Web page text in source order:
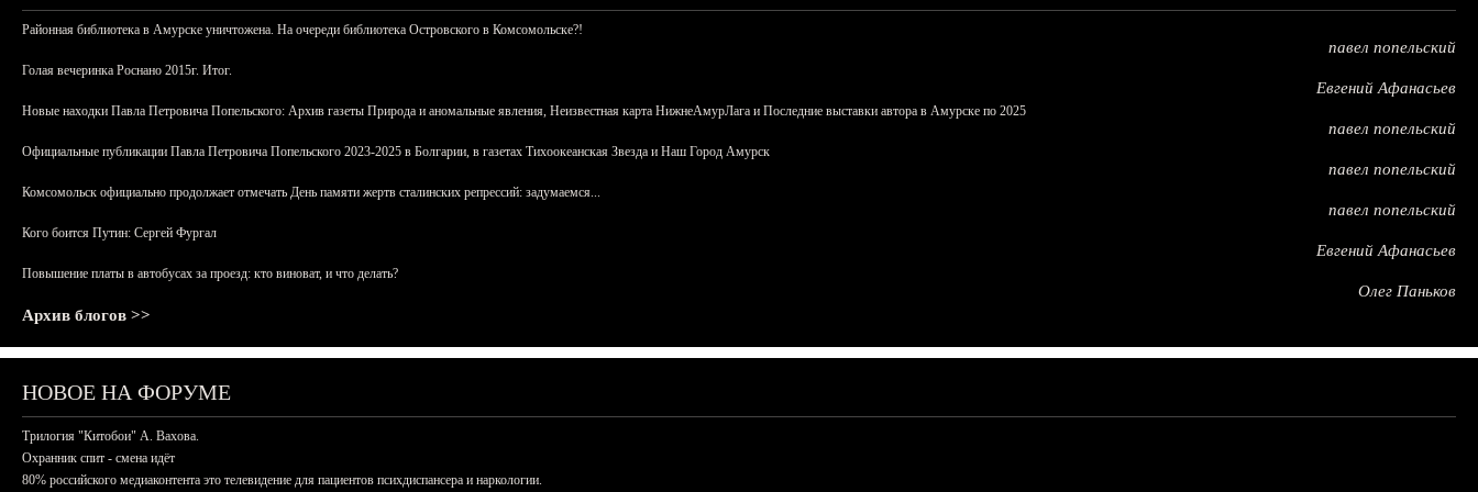
Районная библиотека в Амурске уничтожена. На очереди библиотека Островского в Комсомольске?!
павел попельский
Голая вечеринка Роснано 2015г. Итог.
Евгений Афанасьев
Новые находки Павла Петровича Попельского: Архив газеты Природа и аномальные явления, Неизвестная карта НижнеАмурЛага и Последние выставки автора в Амурске по 2025
павел попельский
Официальные публикации Павла Петровича Попельского 2023-2025 в Болгарии, в газетах Тихоокеанская Звезда и Наш Город Амурск
павел попельский
Комсомольск официально продолжает отмечать День памяти жертв сталинских репрессий: задумаемся...
павел попельский
Кого боится Путин: Сергей Фургал
Евгений Афанасьев
Повышение платы в автобусах за проезд: кто виноват, и что делать?
Олег Паньков
Архив блогов >>
НОВОЕ НА ФОРУМЕ
Трилогия "Китобои" А. Вахова.
Охранник спит - смена идёт
80% российского медиаконтента это телевидение для пациентов психдиспансера и наркологии.